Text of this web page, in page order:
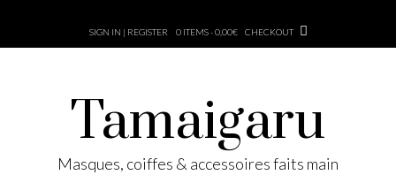
content
SIGN IN | REGISTER 0 ITEMS - 0,00€ CHECKOUT
Tamaigaru
Masques, coiffes & accessoires faits main